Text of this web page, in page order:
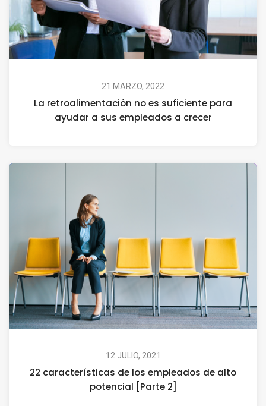
21 MARZO, 2022
La retroalimentación no es suficiente para
ayudar a sus empleados a crecer
12 JULIO, 2021
22 características de los empleados de alto
potencial [Parte 2]